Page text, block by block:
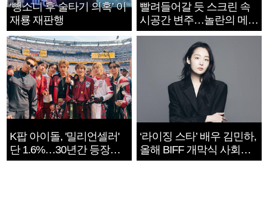
‘뺑소니 후 술타기 의혹’ 이
재룡 재판행
빨려들어갈 듯 스크린 속
시공간 변주…놀란의 메시
지는 ‘전쟁 속죄’
K팝 아이돌, '밀리언셀러'
단 1.6%…30년간 등장
1182개팀 전수조사
‘라이징 스타’ 배우 김민하,
올해 BIFF 개막식 사회자
확정